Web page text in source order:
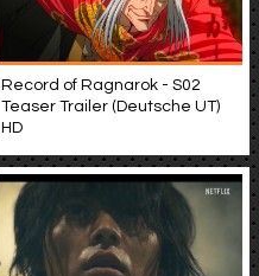
Record of Ragnarok - S02
Teaser Trailer (Deutsche UT)
HD